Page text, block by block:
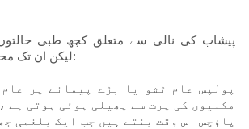
پیشاب کی نالی سے متعلق کچھ طبی
لیکن ان تک محدود نہیں ہیں ، اگلے:
پولپس عام ٹشو یا بڑے پیمانے پر
مکلیوں کی پرت سے پھیلی ہوئی ہوتی ہے
پاؤچس اس وقت بنتے ہیں جب ایک بلغمی